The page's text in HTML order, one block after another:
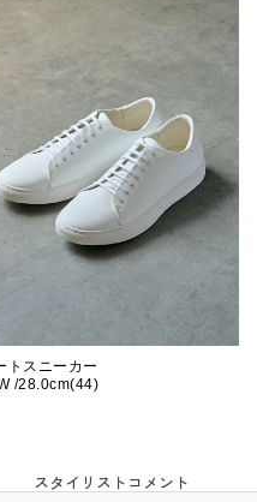
トスニーカー
/28.0cm(44)
スタイリストコメント